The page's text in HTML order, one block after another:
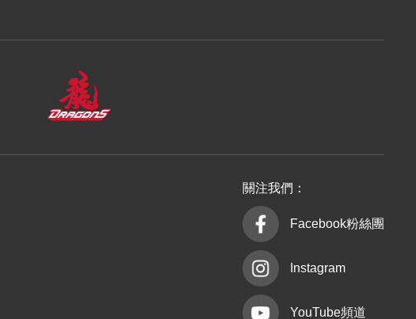
關注我們：
Facebook粉絲團
Instagram
YouTube頻道